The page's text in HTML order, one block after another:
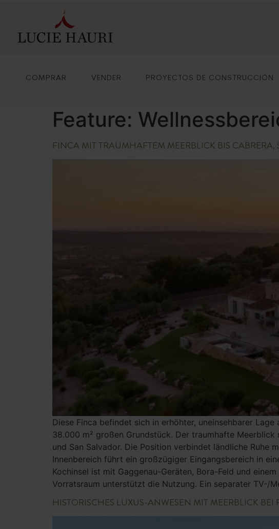
COMPRAR VENDER PROYECTOS DE CONSTRUCCIÓN
Feature:
FINCA MIT TRAUMHAFTEM MEERBLICK BIS
Diese Finca befindet sich in erhöhter, uneinsehbarer
38.000 m² großen Grundstück. Der traumhafte
und San Salvador. Die Position verbindet ländliche Ruhe
Innenbereich führt ein großzügiger Eingangsbereich in
Kochinsel ist mit Gaggenau-Geräten, Bora-Feld und
Vorratsraum unterstützt die Nutzung. Ein separater TV-/
HISTORISCHES LUXUS-ANWESEN MIT MEERBLICK BEI